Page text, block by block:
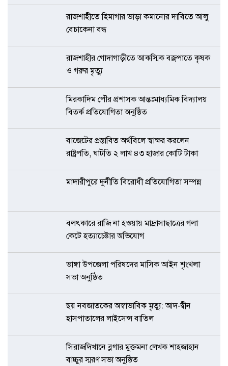
রাজশাহীতে হিমাগার ভাড়া কমানোর দাবিতে আলু
বেচাকেনা বন্ধ
রাজশাহীর গোদাগাড়ীতে আকস্মিক বজ্রপাতে কৃষক
ও গরুর মৃত্যু
মিরকাদিম পৌর প্রশাসক আন্তঃমাধ্যমিক বিদ্যালয়
বিতর্ক প্রতিযোগিতা অনুষ্ঠিত
বাজেটের প্রস্তাবিত অর্থবিলে স্বাক্ষর করলেন
রাষ্ট্রপতি, ঘাটতি ২ লাখ ৪৩ হাজার কোটি টাকা
মাদারীপুরে দুর্নীতি বিরোধী প্রতিযোগিতা সম্পন্ন
বলৎকারে রাজি না হওয়ায় মাদ্রাসাছাত্রের গলা
কেটে হত্যাচেষ্টার অভিযোগ
ভাঙ্গা উপজেলা পরিষদের মাসিক আইন শৃংখলা
সভা অনুষ্ঠিত
ছয় নবজাতকের অস্বাভাবিক মৃত্যু: আদ-দ্বীন
হাসপাতালের লাইসেন্স বাতিল
সিরাজদিখানে ব্লগার মুক্তমনা লেখক শাহজাহান
বাচ্চুর স্মরণ সভা অনুষ্ঠিত